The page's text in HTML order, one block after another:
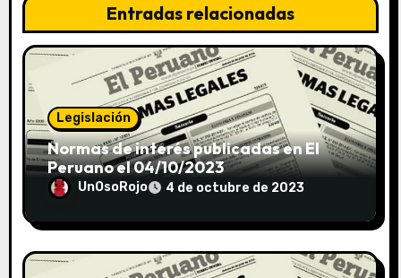
Entradas relacionadas
Legislación
Normas de interés publicadas en El
Peruano el 04/10/2023
UnOsoRojo 4 de octubre de 2023